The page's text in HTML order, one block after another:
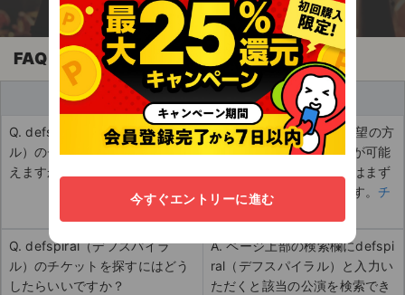
チケットジャムの取り組み
音楽情報
FAQ
Q. defspiral（デフスパイラ
ル）のチケットはどうやって買
えますか？
A. チケットの購入をご希望の方
は以下のページから購入が可能
です。ご登録がまだの方はまず
新規登録からお願いします。 チ
Q. defspiral（デフスパイラ
ル）のチケットを探すにはどう
したらいいですか？
A. ページ上部の検索欄にdefspi
ral（デフスパイラル）と入力い
ただくと該当の公演を検索でき
今すぐエントリーに進む